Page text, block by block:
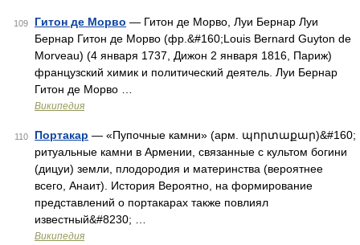
109 Гитон де Морво — Гитон де Морво, Луи Бернар Луи
Бернар Гитон де Морво (фр.&#160;Louis Bernard Guyton de
Morveau) (4 января 1737, Дижон 2 января 1816, Париж)
французский химик и политический деятель. Луи Бернар
Гитон де Морво …
Википедия
110 Портакар — «Пупочные камни» (арм. պորտաքար)&#160;
ритуальные камни в Армении, связанные с культом богини
(дицуи) земли, плодородия и материнства (вероятнее
всего, Анаит). История Вероятно, на формирование
представлений о портакарах также повлиял
известный&#8230; …
Википедия